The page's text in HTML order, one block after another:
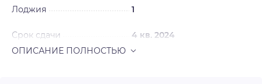
Лоджия 1
Срок сдачи 4 кв. 2024